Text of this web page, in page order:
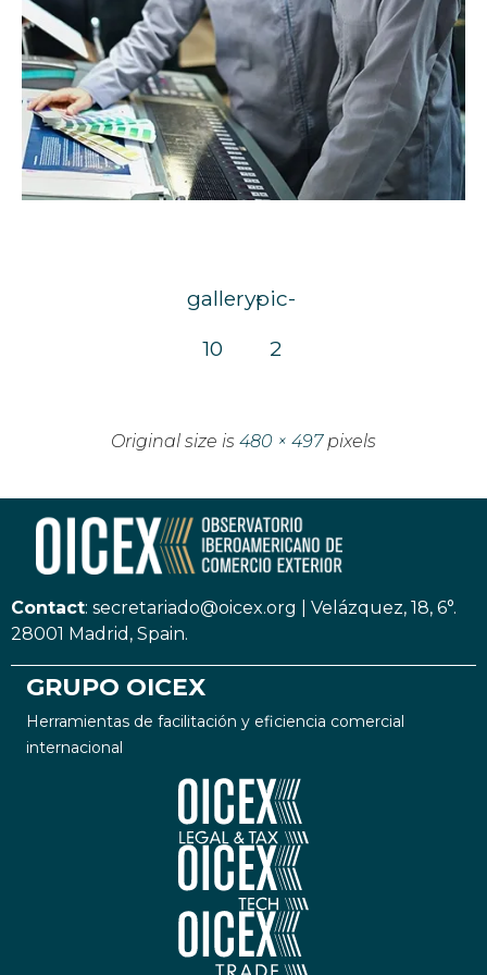
gallery-
10
pic-
2
Original size is 480 × 497pixels
Contact: secretariado@oicex.org
Velázquez, 18, 6°.
28001 Madrid, Spain.
GRUPO OICEX
Herramientas de facilitación y eficiencia comercial
internacional